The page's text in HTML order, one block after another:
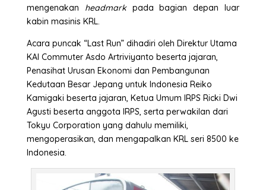
mengenakan headmarkpada bagian depan luar
kabin masinis KRL.
Acara puncak “Last Run” dihadiri oleh Direktur Utama
KAI Commuter Asdo Artriviyanto beserta jajaran,
Penasihat Urusan Ekonomi dan Pembangunan
Kedutaan Besar Jepang untuk Indonesia Reiko
Kamigaki beserta jajaran, Ketua Umum IRPS Ricki Dwi
Agusti beserta anggota IRPS, serta perwakilan dari
Tokyu Corporation yang dahulu memiliki,
mengoperasikan, dan mengapalkan KRL seri 8500 ke
Indonesia.